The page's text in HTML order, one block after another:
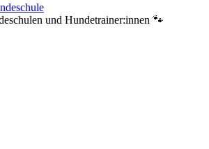
und Hundetrainer:innen 🐾